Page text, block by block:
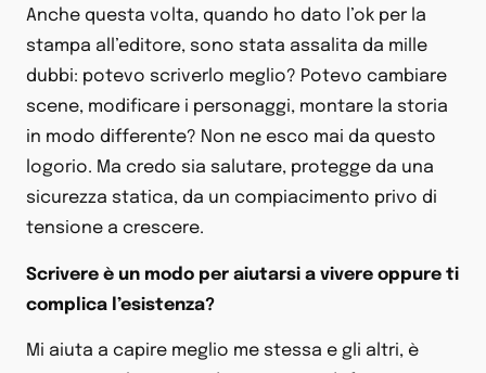
Anche questa volta, quando ho dato l’ok per la
stampa all’editore, sono stata assalita da mille
dubbi: potevo scriverlo meglio? Potevo cambiare
scene, modificare i personaggi, montare la storia
in modo differente? Non ne esco mai da questo
logorio. Ma credo sia salutare, protegge da una
sicurezza statica, da un compiacimento privo di
tensione a crescere.
Scrivere è un modo per aiutarsi a vivere oppure ti
complica l’esistenza?
Mi aiuta a capire meglio me stessa e gli altri, è